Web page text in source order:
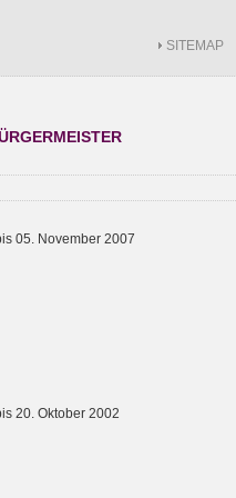
SITEMAP
05. November 2007
20. Oktober 2002